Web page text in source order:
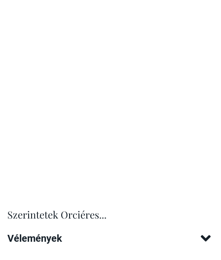
Szerintetek Orciéres...
Vélemények